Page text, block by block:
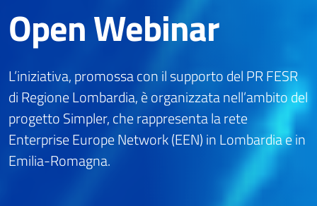
Open Webinar
L’iniziativa, promossa con il supporto del PR FESR
di Regione Lombardia, è organizzata nell’ambito del
progetto Simpler, che rappresenta la rete
Enterprise Europe Network (EEN) in Lombardia e in
Emilia-Romagna.